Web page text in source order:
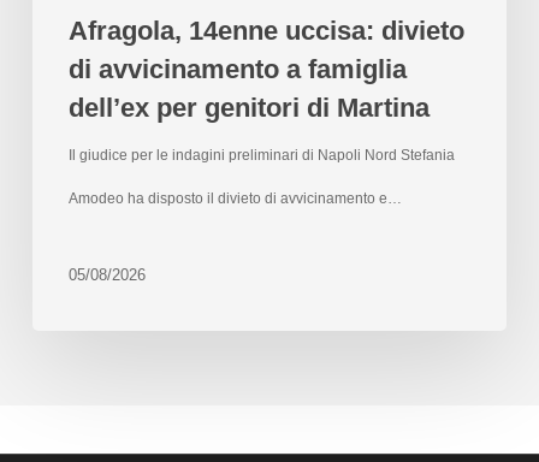
Afragola, 14enne uccisa: divieto
di avvicinamento a famiglia
dell’ex per genitori di Martina
Il giudice per le indagini preliminari di Napoli Nord Stefania
Amodeo ha disposto il divieto di avvicinamento e…
05/08/2026